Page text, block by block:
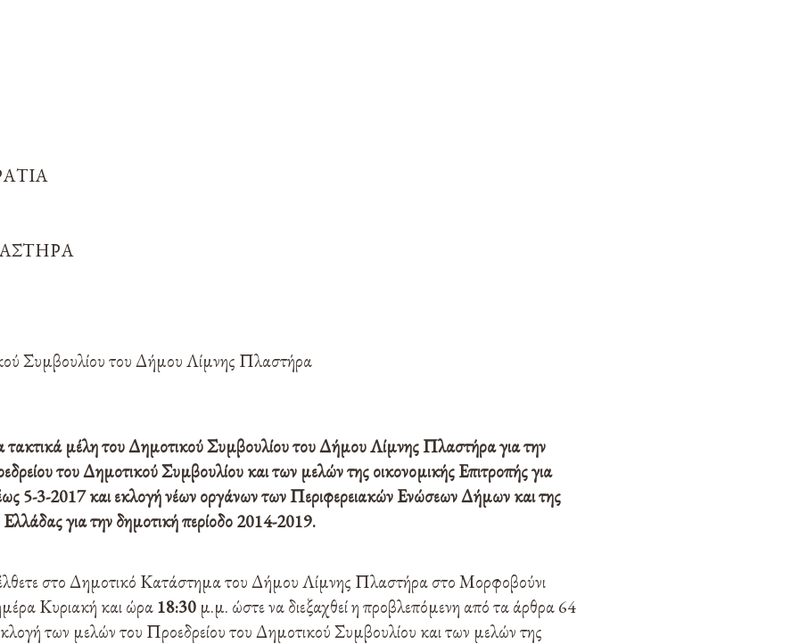
Συμβουλίου του Δήμου Λίμνης Πλαστήρα
μέλη του Δημοτικού Συμβουλίου του Δήμου Λίμνης Πλαστήρα για την
του Δημοτικού Συμβουλίου και των μελών της οικονομικής Επιτροπής για
5-3-2017 και εκλογή νέων οργάνων των Περιφερειακών Ενώσεων Δήμων και της
για την δημοτική περίοδο 2014-2019.
στο Δημοτικό Κατάστημα του Δήμου Λίμνης Πλαστήρα στο Μορφοβούνι
Κυριακή και ώρα18:30 μ.μ. ώστε να διεξαχθεί η προβλεπόμενη από τα άρθρα 64
των μελών του Προεδρείου του Δημοτικού Συμβουλίου και των μελών της